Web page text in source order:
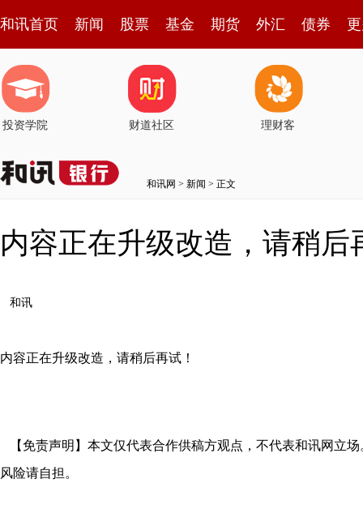
和讯首页 新闻 股票 基金 期货 外汇 债券
投资学院 财道社区 理财客
和讯网 > 新闻 > 正文
内容正在升级改造，请稍后
和讯
内容正在升级改造，请稍后再试！
【免责声明】本文仅代表合作供稿方观点，不代表和讯网立
风险请自担。